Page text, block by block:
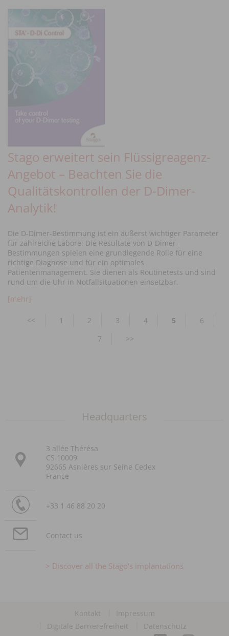
Stago erweitert sein Flüssigreagenz-
Angebot – Beachten Sie die
Qualitätskontrollen der D-Dimer-
Analytik!
Die D-Dimer-Bestimmung ist ein äußerst wichtiger Parameter
für zahlreiche Labore: Die Resultate von D-Dimer-
Bestimmungen spielen eine grundlegende Rolle für eine
richtige Diagnose und für ein optimales
Patientenmanagement. Sie dienen als Routinetests und sind
rund um die Uhr in Notfallsituationen einsetzbar.
[mehr]
Pagination
Previous
<< Page
1 Page
2 Page
3 Page
4
Current
5 Page
6
Page
7
Next
>>
Headquarters
3 allée Thérésa
CS 10009
92665 Asnières sur Seine Cedex
France
+33 1 46 88 20 20
Contact us
Discover all the Stago's implantations
Kontakt
Impressum
Digitale Barrierefreiheit
Datenschutz